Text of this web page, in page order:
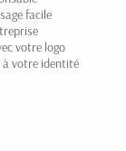
facile
votre logo
à votre identité